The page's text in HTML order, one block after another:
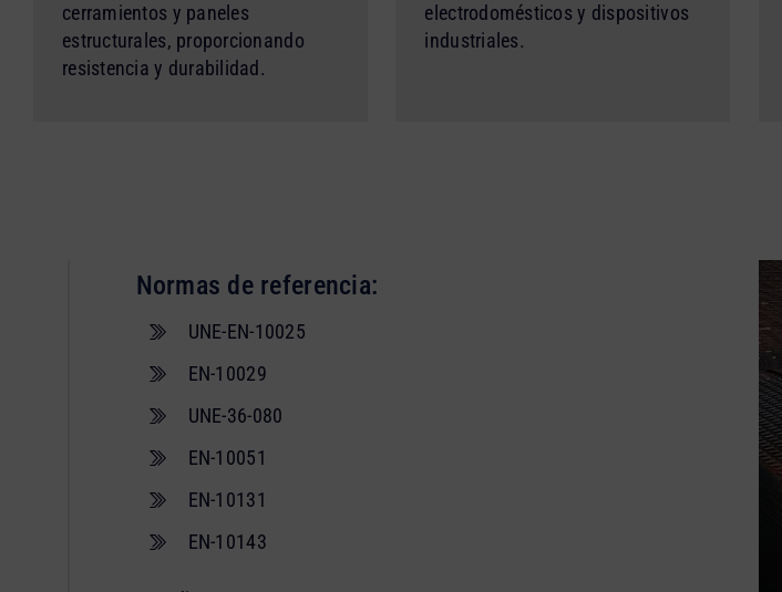
cerramientos y paneles
estructurales, proporcionando
resistencia y durabilidad.
electrodomésticos y dispositivos
industriales.
Normas de referencia:
UNE-EN-10025
EN-10029
UNE-36-080
EN-10051
EN-10131
EN-10143